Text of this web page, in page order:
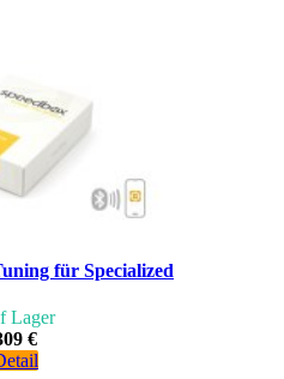
für Specialized
Lager
€